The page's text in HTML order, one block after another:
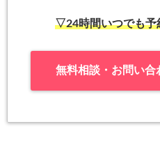
▽24時間いつでも
無料相談・お問い合